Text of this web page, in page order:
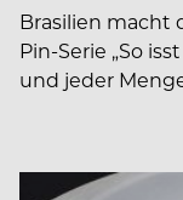
Brasilien macht
Pin-Serie „So
und jeder